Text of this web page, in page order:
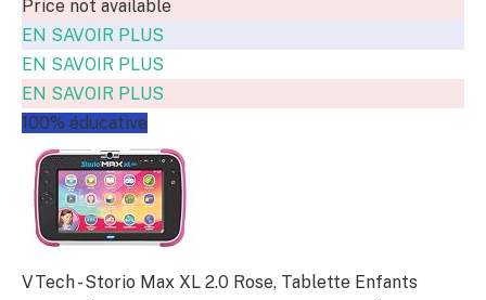
Price not available
EN SAVOIR PLUS
EN SAVOIR PLUS
EN SAVOIR PLUS
100% éducative
VTech - Storio Max XL 2.0 Rose, Tablette Enfants